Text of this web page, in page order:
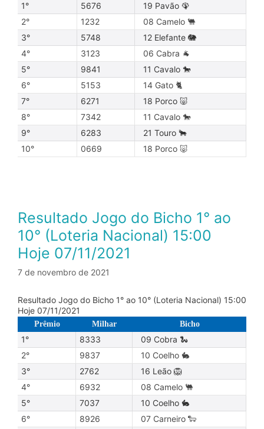
1° 5676
19 Pavão 🦚
2°
1232
08 Camelo 🐫
3°
5748
12 Elefante 🐘
4°
3123
06 Cabra 🐐
5°
9841
11 Cavalo 🐎
6°
5153
14 Gato 🐈
7°
6271
18 Porco 🐷
8°
7342
11 Cavalo 🐎
9°
6283
21 Touro 🐂
10°
0669 18 Porco 🐷
Resultado Jogo do Bicho 1° ao
10° (Loteria Nacional) 15:00
Hoje 07/11/2021
7 de novembro de 2021
Resultado Jogo do Bicho 1° ao 10° (Loteria Nacional) 15:00
Hoje 07/11/2021
Prêmio Milhar Bicho
1° 8333
09 Cobra 🐍
2°
9837
10 Coelho 🐇
3°
2762
16 Leão 🦁
4°
6932
08 Camelo 🐫
5°
7037
10 Coelho 🐇
6°
8926
07 Carneiro 🐑